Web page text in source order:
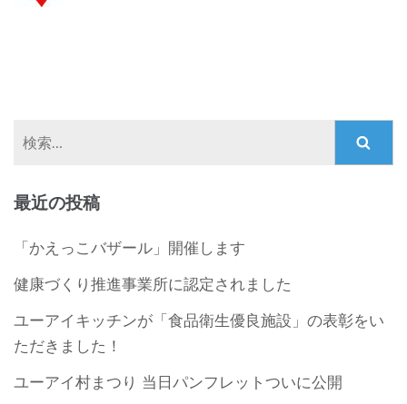
最近の投稿
「かえっこバザール」開催します
健康づくり推進事業所に認定されました
ユーアイキッチンが「食品衛生優良施設」の表彰をい
ただきました！
ユーアイ村まつり 当日パンフレットついに公開